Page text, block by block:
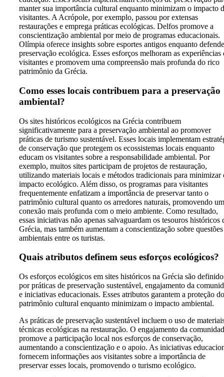
manter sua importância cultural enquanto minimizam o impacto
visitantes. A Acrópole, por exemplo, passou por extensas
restaurações e emprega práticas ecológicas. Delfos promove a
conscientização ambiental por meio de programas educacionais.
Olímpia oferece insights sobre esportes antigos enquanto
preservação ecológica. Esses esforços melhoram as experiências
visitantes e promovem uma compreensão mais profunda do rico
patrimônio da Grécia.
Como esses locais contribuem para a preservação
ambiental?
Os sites históricos ecológicos na Grécia contribuem
significativamente para a preservação ambiental ao promover
práticas de turismo sustentável. Esses locais implementam
de conservação que protegem os ecossistemas locais enquanto
educam os visitantes sobre a responsabilidade ambiental. Por
exemplo, muitos sites participam de projetos de restauração,
utilizando materiais locais e métodos tradicionais para minimizar
impacto ecológico. Além disso, os programas para visitantes
frequentemente enfatizam a importância de preservar tanto o
patrimônio cultural quanto os arredores naturais, promovendo
conexão mais profunda com o meio ambiente. Como resultado,
essas iniciativas não apenas salvaguardam os tesouros históricos
Grécia, mas também aumentam a conscientização sobre questões
ambientais entre os turistas.
Quais atributos definem seus esforços ecológicos?
Os esforços ecológicos em sites históricos na Grécia são
por práticas de preservação sustentável, engajamento da
e iniciativas educacionais. Esses atributos garantem a proteção do
patrimônio cultural enquanto minimizam o impacto ambiental.
As práticas de preservação sustentável incluem o uso de
técnicas ecológicas na restauração. O engajamento da
promove a participação local nos esforços de conservação,
aumentando a conscientização e o apoio. As iniciativas
fornecem informações aos visitantes sobre a importância de
preservar esses locais, promovendo o turismo ecológico.